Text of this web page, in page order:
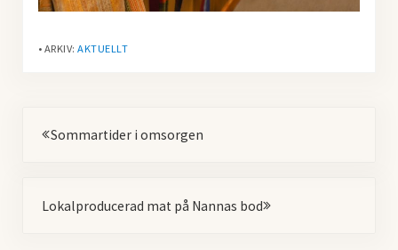
• ARKIV:AKTUELLT
Sommartider i omsorgen
Lokalproducerad mat på Nannas bod